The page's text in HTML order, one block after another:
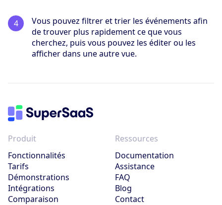
Vous pouvez filtrer et trier les événements afin
de trouver plus rapidement ce que vous
cherchez, puis vous pouvez les éditer ou les
afficher dans une autre vue.
Produit
Fonctionnalités
Tarifs
Démonstrations
Intégrations
Comparaison
Ressources
Documentation
Assistance
FAQ
Blog
Contact